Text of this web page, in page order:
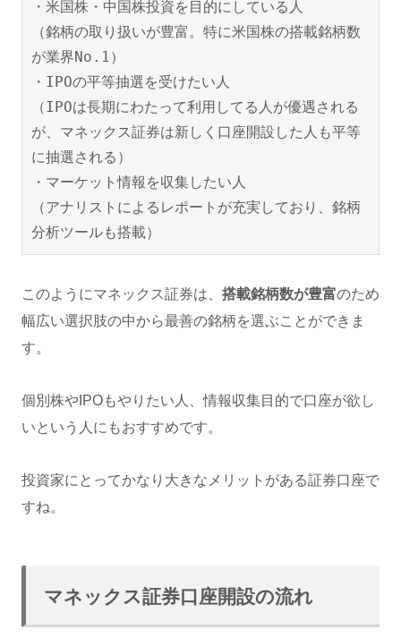
・米国株・中国株投資を目的にしている人
（銘柄の取り扱いが豊富。特に米国株の搭載銘柄数
が業界No.1）
・IPOの平等抽選を受けたい人
（IPOは長期にわたって利用してる人が優遇される
が、マネックス証券は新しく口座開設した人も平等
に抽選される）
・マーケット情報を収集したい人
（アナリストによるレポートが充実しており、銘柄
分析ツールも搭載）
このようにマネックス証券は、 搭載銘柄数が豊富のため
幅広い選択肢の中から最善の銘柄を選ぶことができま
す。
個別株やIPOもやりたい人、情報収集目的で口座が欲し
いという人にもおすすめです。
投資家にとってかなり大きなメリットがある証券口座で
すね。
マネックス証券口座開設の流れ